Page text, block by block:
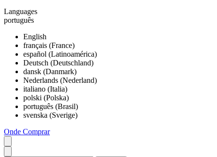
Languages
português
English
français (France)
español (Latinoamérica)
Deutsch (Deutschland)
dansk (Danmark)
Nederlands (Nederland)
italiano (Italia)
polski (Polska)
português (Brasil)
svenska (Sverige)
Onde Comprar